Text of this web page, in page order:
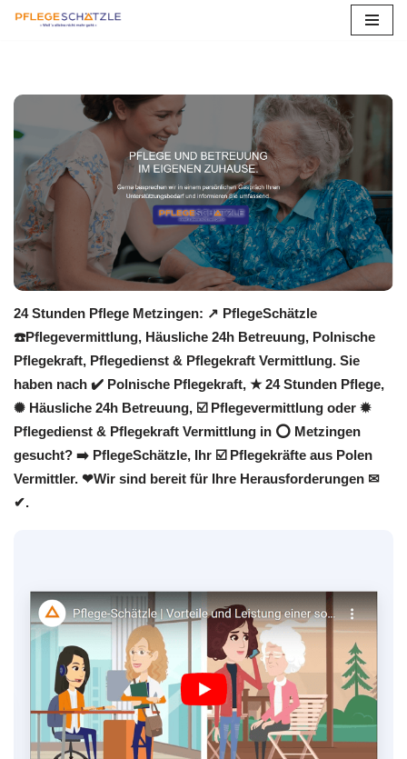
springen
24 Stunden Pflege Metzingen: ↗️ PflegeSchätzle
☎️Pflegevermittlung, Häusliche 24h Betreuung, Polnische
Pflegekraft, Pflegedienst & Pflegekraft Vermittlung. Sie
haben nach ✔️ Polnische Pflegekraft, ★ 24 Stunden Pflege,
✺ Häusliche 24h Betreuung, ☑️ Pflegevermittlung oder ✹
Pflegedienst & Pflegekraft Vermittlung in ⭕ Metzingen
gesucht? ➡️ PflegeSchätzle, Ihr ☑️ Pflegekräfte aus Polen
Vermittler. ❤Wir sind bereit für Ihre Herausforderungen ✉
✔.